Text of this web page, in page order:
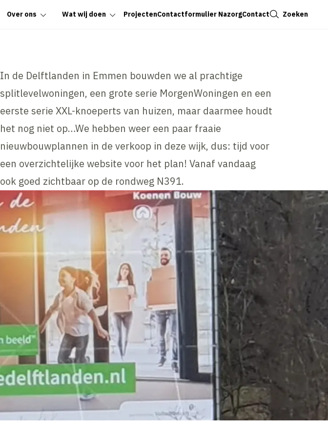
Over ons Wat wij doen ProjectenContactformulier NazorgContact Zoeken
In de Delftlanden in Emmen bouwden we al prachtige
splitlevelwoningen, een grote serie MorgenWoningen en een
eerste serie XXL-knoeperts van huizen, maar daarmee houdt
het nog niet op…We hebben weer een paar fraaie
nieuwbouwplannen in de verkoop in deze wijk, dus: tijd voor
een overzichtelijke website voor het plan! Vanaf vandaag
ook goed zichtbaar op de rondweg N391.
Sluiten